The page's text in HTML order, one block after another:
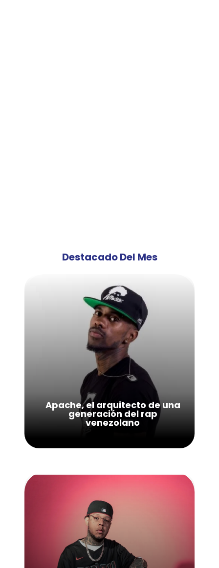
Destacado Del Mes
Apache, el arquitecto de una
generación del rap
venezolano